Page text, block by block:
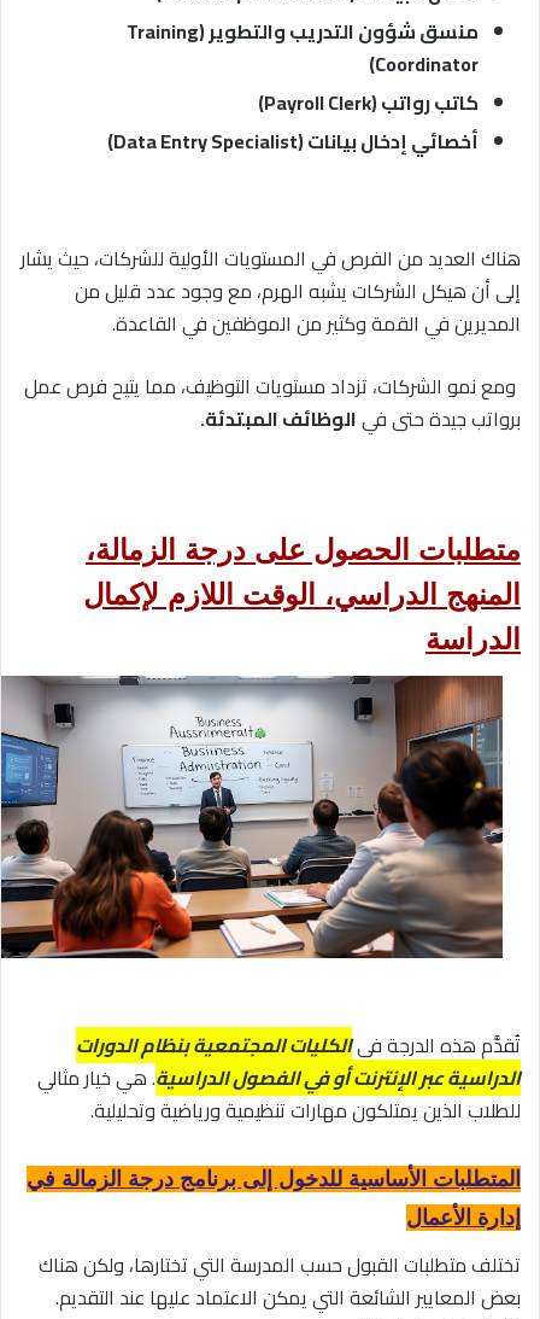
منسق شؤون التدريب والتطوير (Training
Coordinator)
كاتب رواتب (Payroll Clerk)
أخصائي إدخال بيانات (Data Entry Specialist)
هناك العديد من الفرص في المستويات الأولية للشركات، حيث يشار
إلى أن هيكل الشركات يشبه الهرم، مع وجود عدد قليل من
المديرين في القمة وكثير من الموظفين في القاعدة.
ومع نمو الشركات، تزداد مستويات التوظيف، مما يتيح فرص عمل
برواتب جيدة حتى فيالوظائف المبتدئة.
متطلبات الحصول على درجة الزمالة،
المنهج الدراسي، الوقت اللازم لإكمال
الدراسة
تُقدَّم هذه الدرجة فيالكليات المجتمعية بنظام الدورات
الدراسية عبر الإنترنت أو في الفصول الدراسية. هي خيار مثالي
للطلاب الذين يمتلكون مهارات تنظيمية ورياضية وتحليلية.
المتطلبات الأساسية للدخول إلى برنامج درجة الزمالة في
إدارة الأعمال
تختلف متطلبات القبول حسب المدرسة التي تختارها، ولكن هناك
بعض المعايير الشائعة التي يمكن الاعتماد عليها عند التقديم.